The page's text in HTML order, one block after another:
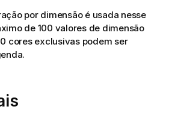
por dimensão é usada nesse
de 100 valores de dimensão
cores exclusivas podem ser